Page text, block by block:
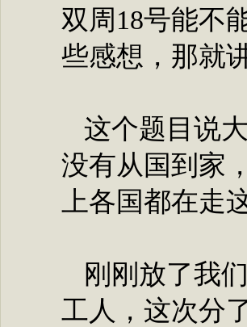
双周18号能不
些感想，那就
这个题目说
没有从国到家
上各国都在走
刚刚放了我
工人，这次分